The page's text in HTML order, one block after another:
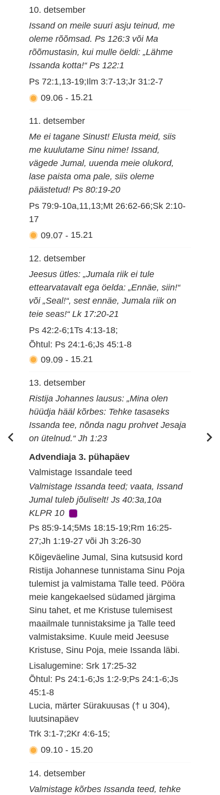
10. detsember
Issand on meile suuri asju teinud, me
oleme rõõmsad. Ps 126:3 või Ma
rõõmustasin, kui mulle öeldi: „Lähme
Issanda kotta!“ Ps 122:1
Ps 72:1,13-19;Ilm 3:7-13;Jr 31:2-7
09.06 - 15.21
11. detsember
Me ei tagane Sinust! Elusta meid, siis
me kuulutame Sinu nime! Issand,
vägede Jumal, uuenda meie olukord,
lase paista oma pale, siis oleme
päästetud! Ps 80:19-20
Ps 79:9-10a,11,13;Mt 26:62-66;Sk 2:10-
17
09.07 - 15.21
12. detsember
Jeesus ütles: „Jumala riik ei tule
ettearvatavalt ega öelda: „Ennäe, siin!“
või „Seal!“, sest ennäe, Jumala riik on
teie seas!“ Lk 17:20-21
Ps 42:2-6;1Ts 4:13-18;
Õhtul: Ps 24:1-6;Js 45:1-8
09.09 - 15.21
13. detsember
Ristija Johannes lausus: „Mina olen
hüüdja hääl kõrbes: Tehke tasaseks
Issanda tee, nõnda nagu prohvet Jesaja
on ütelnud.“ Jh 1:23
Advendiaja 3. pühapäev
Valmistage Issandale teed
Valmistage Issanda teed; vaata, Issand
Jumal tuleb jõuliselt! Js 40:3a,10a
KLPR 10
Ps 85:9-14;5Ms 18:15-19;Rm 16:25-
27;Jh 1:19-27 või Jh 3:26-30
Kõigeväeline Jumal, Sina kutsusid kord
Ristija Johannese tunnistama Sinu Poja
tulemist ja valmistama Talle teed. Pööra
meie kangekaelsed südamed järgima
Sinu tahet, et me Kristuse tulemisest
maailmale tunnistaksime ja Talle teed
valmistaksime. Kuule meid Jeesuse
Kristuse, Sinu Poja, meie Issanda läbi.
Lisalugemine: Srk 17:25-32
Õhtul: Ps 24:1-6;Js 1:2-9;Ps 24:1-6;Js
45:1-8
Lucia, märter Sürakuusas († u 304),
luutsinapäev
Trk 3:1-7;2Kr 4:6-15;
09.10 - 15.20
14. detsember
Valmistage kõrbes Issanda teed, tehke